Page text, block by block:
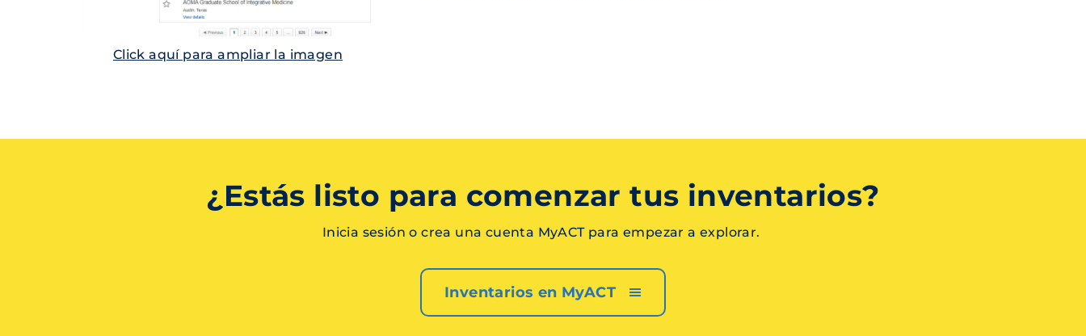
Click aquí para ampliar la imagen
¿Estás listo para comenzar tus inventarios?
Inicia sesión o crea una cuenta MyACT para empezar a explorar.
Inventarios en MyACT